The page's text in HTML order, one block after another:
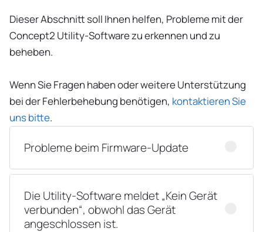
Dieser Abschnitt soll Ihnen helfen, Probleme mit der
Concept2 Utility-Software zu erkennen und zu
beheben.
Wenn Sie Fragen haben oder weitere Unterstützung
bei der Fehlerbehebung benötigen, kontaktieren Sie
uns bitte.
Probleme beim Firmware-Update
Die Utility-Software meldet „Kein Gerät
verbunden“, obwohl das Gerät
angeschlossen ist.